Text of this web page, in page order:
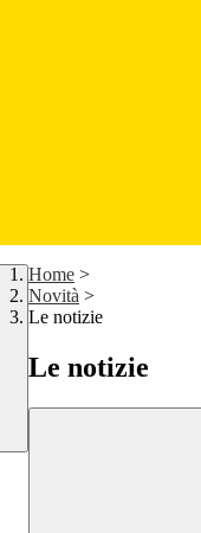
Home >
Novità >
Le notizie
Le notizie